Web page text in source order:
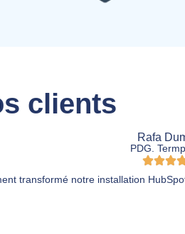
clients
Rafa
PDG.
transformé notre installation